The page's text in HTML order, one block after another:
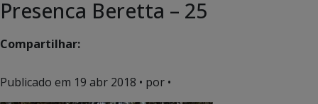
Presenca Beretta – 25
Compartilhar:
Publicado em 19 abr 2018 • por •